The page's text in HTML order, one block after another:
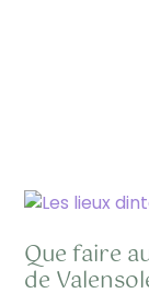
Que faire
de